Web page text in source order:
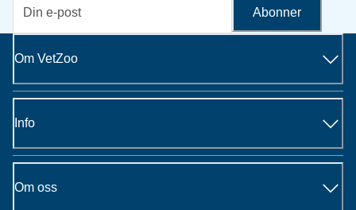
Abonner
Om VetZoo
Info
Om oss